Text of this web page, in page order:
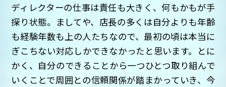
ディレクターの仕事は責任も大きく、何もかもが手
探り状態。ましてや、店長の多くは自分よりも年齢
も経験年数も上の人たちなので、最初の頃は本当に
ぎこちない対応しかできなかったと思います。とに
かく、自分のできることから一つひとつ取り組んで
いくことで周囲との信頼関係が踏まかっていき、今